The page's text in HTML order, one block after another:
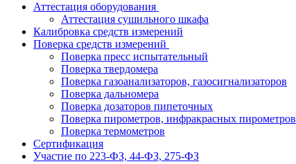
Аттестация оборудования
Аттестация сушильного шкафа
Калибровка средств измерений
Поверка средств измерений
Поверка пресс испытательный
Поверка твердомера
Поверка газоанализаторов, газосигнализаторов
Поверка дальномера
Поверка дозаторов пипеточных
Поверка пирометров, инфракрасных пирометров
Поверка термометров
Сертификация
Участие по 223-ФЗ, 44-ФЗ, 275-ФЗ